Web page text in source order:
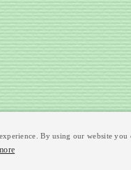
By using our website